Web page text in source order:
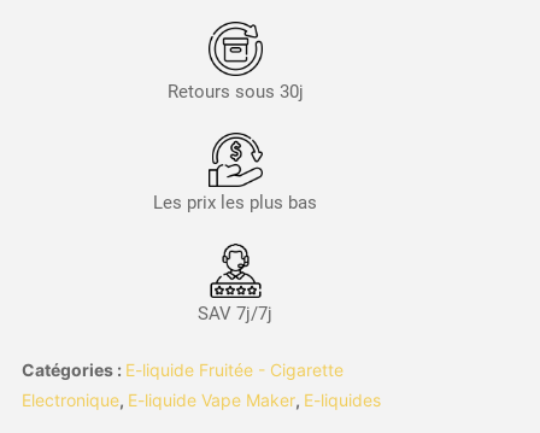
Retours sous 30j
Les prix les plus bas
SAV 7j/7j
Catégories : E-liquide Fruitée - Cigarette
Electronique, E-liquide Vape Maker, E-liquides